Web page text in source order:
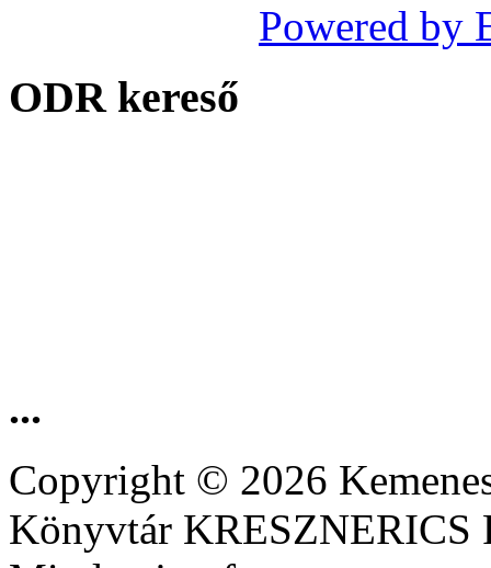
Powered by
ODR kereső
...
Copyright © 2026
Könyvtár